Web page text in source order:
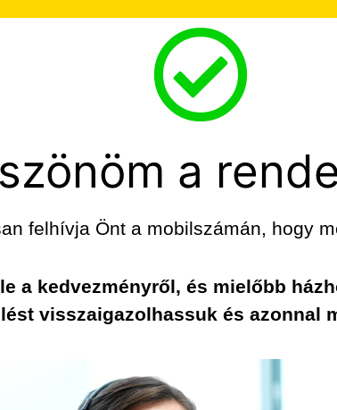
a
felhívja Önt a mobilszámán, hogy
a kedvezményről, és mielőbb
visszaigazolhassuk és azonnal